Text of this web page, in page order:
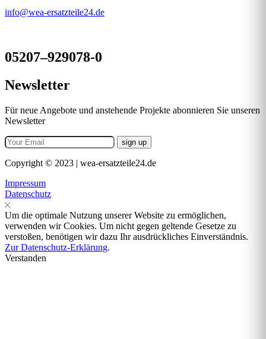
info@wea-ersatzteile24.de
05207–929078-0
Newsletter
Für neue Angebote und anstehende Projekte abonnieren Sie unseren
Newsletter
Copyright © 2023 | wea-ersatzteile24.de
Impressum
Datenschutz
Um die optimale Nutzung unserer Website zu ermöglichen,
verwenden wir Cookies. Um nicht gegen geltende Gesetze zu
verstoßen, benötigen wir dazu Ihr ausdrückliches Einverständnis.
Zur Datenschutz-Erklärung.
Verstanden